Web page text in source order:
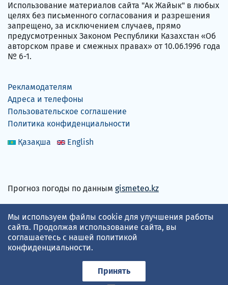
Использование материалов сайта "Ак Жайык" в любых
целях без письменного согласования и разрешения
запрещено, за исключением случаев, прямо
предусмотренных Законом Республики Казахстан «Об
авторском праве и смежных правах» от 10.06.1996 года
№ 6-1.
Рекламодателям
Адреса и телефоны
Пользовательское соглашение
Политика конфиденциальности
Қазақша
English
Прогноз погоды по данным gismeteo.kz
Принимаем карты
Мы используем файлы cookie для улучшения работы
сайта. Продолжая использование сайта, вы
соглашаетесь с нашей политикой
конфиденциальности.
Принять